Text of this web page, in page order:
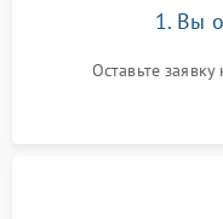
1. Вы
Оставьте